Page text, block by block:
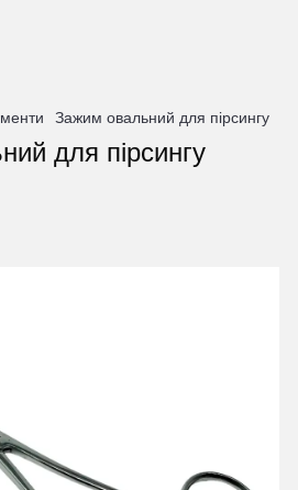
Зажим овальний для пірсингу
для пірсингу